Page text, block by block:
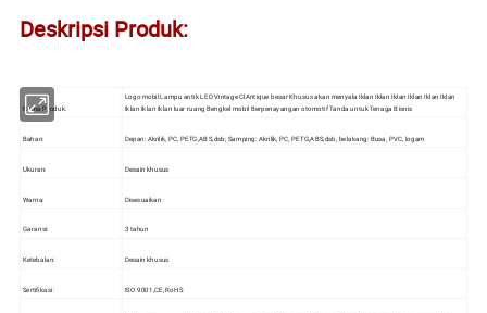
Deskripsi Produk:
Nama Produk:
Logo mobil Lampu antik LED Vintage ClAntique besar Khusus akan menyala Iklan Iklan Iklan Iklan Iklan Iklan
Iklan Iklan Iklan luar ruang Bengkel mobil Berpenayangan otomotif Tanda untuk Tenaga Bisnis
Bahan: Depan: Akrilik, PC, PETG,ABS,dsb; Samping: Akrilik, PC, PETG,ABS,dsb, belakang: Busa, PVC, logam
Ukuran: Desain khusus
Warna: Disesuaikan
Garansi: 3 tahun
Ketebalan: Desain khusus
Sertifikasi: ISO 9001,CE, RoHS